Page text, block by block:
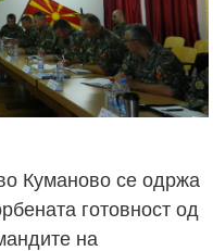
Куманово се одржа
готовност од
на